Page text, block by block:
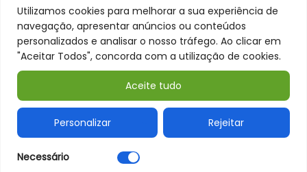
Utilizamos cookies para melhorar a sua experiência de
navegação, apresentar anúncios ou conteúdos
personalizados e analisar o nosso tráfego. Ao clicar em
"Aceitar Todos", concorda com a utilização de cookies.
Personalizar Rejeitar
Aceite tudo
Necessário
© Póvoa de Lanhoso 2026